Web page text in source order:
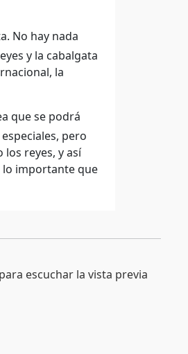
No hay nada
y la cabalgata
la
que se podrá
pero
reyes, y así
lo importante que